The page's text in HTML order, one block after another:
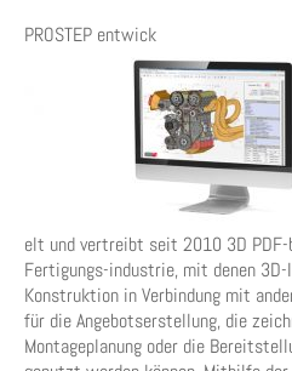
PROSTEP entwick
elt und vertreibt seit 2010 3D
Fertigungs-industrie, mit denen
Konstruktion in Verbindung mit
für die Angebotserstellung, die
Montageplanung oder die